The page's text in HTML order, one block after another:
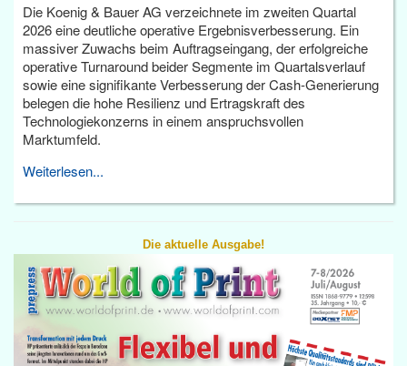
Die Koenig & Bauer AG verzeichnete im zweiten Quartal
2026 eine deutliche operative Ergebnisverbesserung. Ein
massiver Zuwachs beim Auftragseingang, der erfolgreiche
operative Turnaround beider Segmente im Quartalsverlauf
sowie eine signifikante Verbesserung der Cash-Generierung
belegen die hohe Resilienz und Ertragskraft des
Technologiekonzerns in einem anspruchsvollen
Marktumfeld.
Weiterlesen...
Die aktuelle Ausgabe!